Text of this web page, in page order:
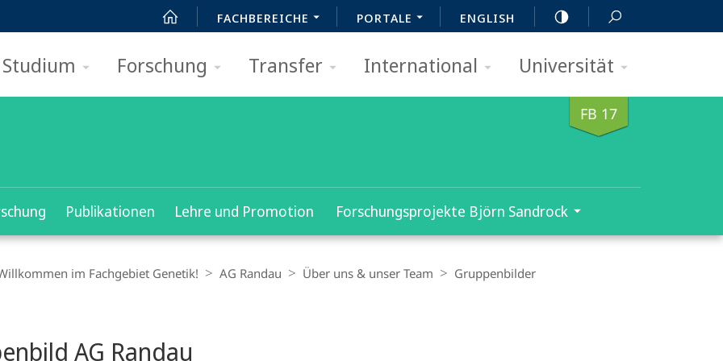
FACHBEREICHE PORTALE ENGLISH
Studium Forschung Transfer International Universität
FB 17
Publikationen Lehre und Promotion Forschungsprojekte Björn Sandrock
im Fachgebiet Genetik! AG Randau Über uns & unser Team Gruppenbilder
AG Randau